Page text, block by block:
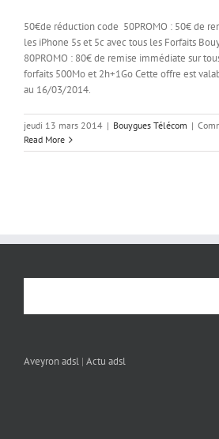
50€de réduction code 50PROMO : 50€ de
les iPhone 5s et 5c avec tous les Forfaits
80PROMO : 80€ de remise immédiate sur
forfaits 500Mo et 2h+1Go Cette offre est
au 16/03/2014.
jeudi 13 mars 2014 | Bouygues Télécom |
Read More
Aveyron adsl | Actu adsl